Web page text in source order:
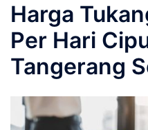
Harga
Per Hari
Tangerang